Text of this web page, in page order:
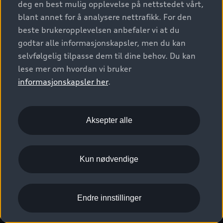
S/RS
Konseptbiler og prototyper
Prislister
Leasing
Bilgarantier
Audi Forsikring
Verkstedtjenester
Functions on demand
Kom i gang med myAudi
Kundeservice
Nyhetsbrev
Presse
Karriere
Bli sertifisert merkeverksted
Autoretur
Åpenhetsloven
© 2026 AUDI NORGE. All Rights Reserved.
Imprint Ansvarserklæring
Personvern
Informasjonskapsler (cookies)
Juridisk informasjon AUDI AG
deg en best mulig opplevelse på nettstedet vårt,
blant annet for å analysere nettrafikk. For den
beste brukeropplevelsen anbefaler vi at du
godtar alle informasjonskapsler, men du kan
selvfølgelig tilpasse dem til dine behov. Du kan
lese mer om hvordan vi bruker
informasjonskapsler her.
Aksepter alle
Kun nødvendige
Endre innstillinger